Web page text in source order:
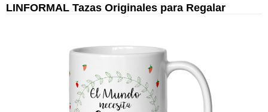
LINFORMAL Tazas Originales para Regalar